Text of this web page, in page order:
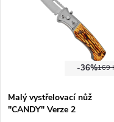
169
-36%
Malý vystřelovací nůž
"CANDY" Verze 2